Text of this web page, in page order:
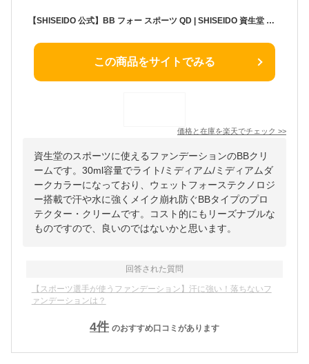
【SHISEIDO 公式】BB フォー スポーツ QD | SHISEIDO 資生堂 シセイドウ | サンケア BBクリーム ファンデーション ファンデ プロテクター 日焼け止め
この商品をサイトでみる
価格と在庫を楽天でチェック >>
資生堂のスポーツに使えるファンデーションのBBクリ
ームです。30ml容量でライト/ミディアム/ミディアムダ
ークカラーになっており、ウェットフォーステクノロジ
ー搭載で汗や水に強くメイク崩れ防ぐBBタイプのプロ
テクター・クリームです。コスト的にもリーズナブルな
ものですので、良いのではないかと思います。
回答された質問
【スポーツ選手が使うファンデーション】汗に強い！落ちないフ
ァンデーションは？
4件 のおすすめ口コミがあります